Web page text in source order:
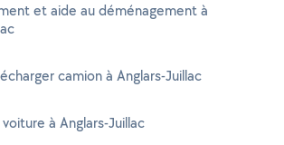
et aide au déménagement à
camion à Anglars-Juillac
à Anglars-Juillac